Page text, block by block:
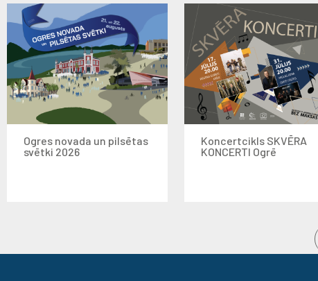
Ogres novada un pilsētas
svētki 2026
Koncertcikls SKVĒRA
KONCERTI Ogrē